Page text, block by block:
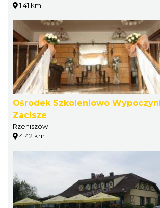
1.41 km
Ośrodek Szkoleniowo
Zacisze
Rzeniszów
4.42 km